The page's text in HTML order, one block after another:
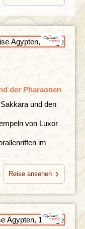
der Pharaonen
und den
von Luxor
im
Reise ansehen